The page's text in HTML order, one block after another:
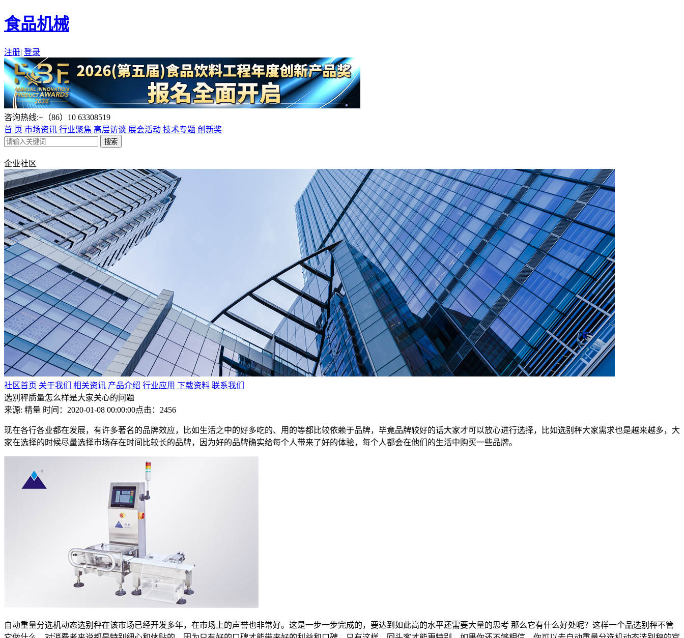
食品机械
注册| 登录
咨询热线:+（86）10 63308519
首 页 市场资讯 行业聚焦 高层访谈 展会活动 技术专题 创新奖
企业社区
社区首页 关于我们 相关资讯 产品介绍 行业应用 下载资料 联系我们
选别秤质量怎么样是大家关心的问题
来源: 精量 时间：2020-01-08 00:00:00点击：2456
现在各行各业都在发展，有许多著名的品牌效应，比如生活之中的好多吃的、用的等都比较依赖于品牌，毕竟品牌较好的话大家才可以放心进行选择，比如选别秤大家需求也是越来越多，大
家在选择的时候尽量选择市场存在时间比较长的品牌，因为好的品牌确实给每个人带来了好的体验，每个人都会在他们的生活中购买一些品牌。
自动重量分选机动态选别秤在该市场已经开发多年，在市场上的声誉也非常好。这是一步一步完成的，要达到如此高的水平还需要大量的思考 那么它有什么好处呢？这样一个品选别秤不管